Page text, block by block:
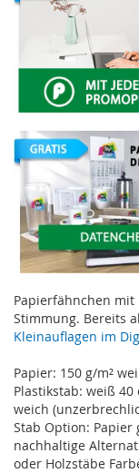
Papierfähnchen mit
Stimmung. Bereits
Kleinauflagen im
Papier: 150 g/m²
Plastikstab: weiß
weich
Stab Option: Papier
nachhaltige
oder Holzstäbe